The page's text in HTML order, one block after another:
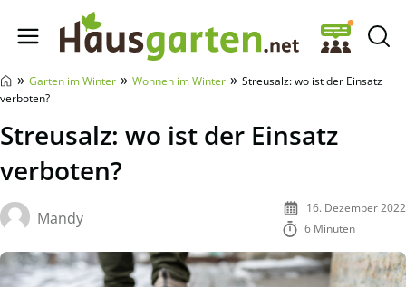
Hausgarten.net
» Garten im Winter » Wohnen im Winter » Streusalz: wo ist der Einsatz
verboten?
Streusalz: wo ist der Einsatz
verboten?
Mandy
16. Dezember 2022
6 Minuten